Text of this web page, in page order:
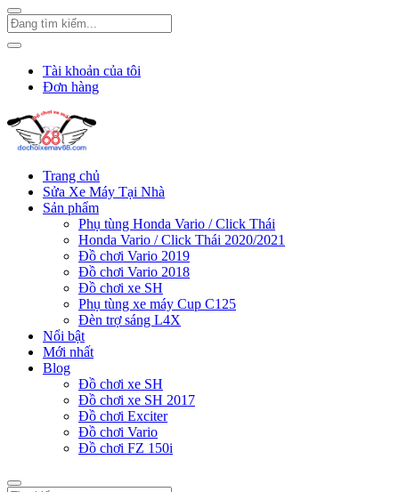
Tài khoản của tôi
Đơn hàng
Trang chủ
Sửa Xe Máy Tại Nhà
Sản phẩm
Phụ tùng Honda Vario / Click Thái
Honda Vario / Click Thái 2020/2021
Đồ chơi Vario 2019
Đồ chơi Vario 2018
Đồ chơi xe SH
Phụ tùng xe máy Cup C125
Đèn trợ sáng L4X
Nổi bật
Mới nhất
Blog
Đồ chơi xe SH
Đồ chơi xe SH 2017
Đồ chơi Exciter
Đồ chơi Vario
Đồ chơi FZ 150i